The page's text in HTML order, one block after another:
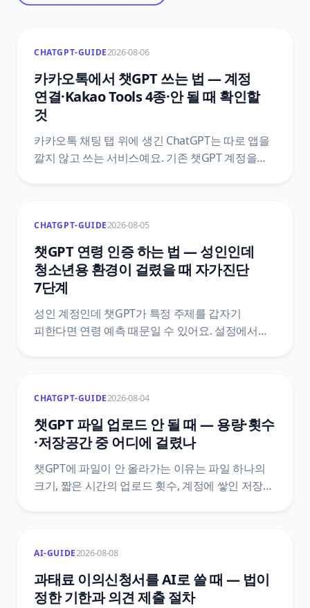
CHATGPT-GUIDE2026-08-06
카카오톡에서 챗GPT 쓰는 법 — 계정
연결·Kakao Tools 4종·안 될 때 확인할
것
카카오톡 채팅 탭 위에 생긴 ChatGPT는 따로 앱을
깔지 않고 쓰는 서비스예요. 기존 챗GPT 계정을
고객센터와 오픈AI 공식 문서 기준으로
정리했어요.
CHATGPT-GUIDE2026-08-05
챗GPT 연령 인증 하는 법 — 성인인데
청소년용 환경이 걸렸을 때 자가진단
7단계
성인 계정인데 챗GPT가 특정 주제를 갑자기
피한다면 연령 예측 때문일 수 있어요. 설정에서
정리했어요.
CHATGPT-GUIDE2026-08-04
챗GPT 파일 업로드 안 될 때 — 용량·횟수
·저장공간 중 어디에 걸렸나
챗GPT에 파일이 안 올라가는 이유는 파일 하나의
크기, 짧은 시간의 업로드 횟수, 계정에 쌓인 저장
정리했어요.
AI-GUIDE2026-08-08
과태료 이의신청서를 AI로 쓸 때 — 법이
정한 기한과 의견 제출 절차